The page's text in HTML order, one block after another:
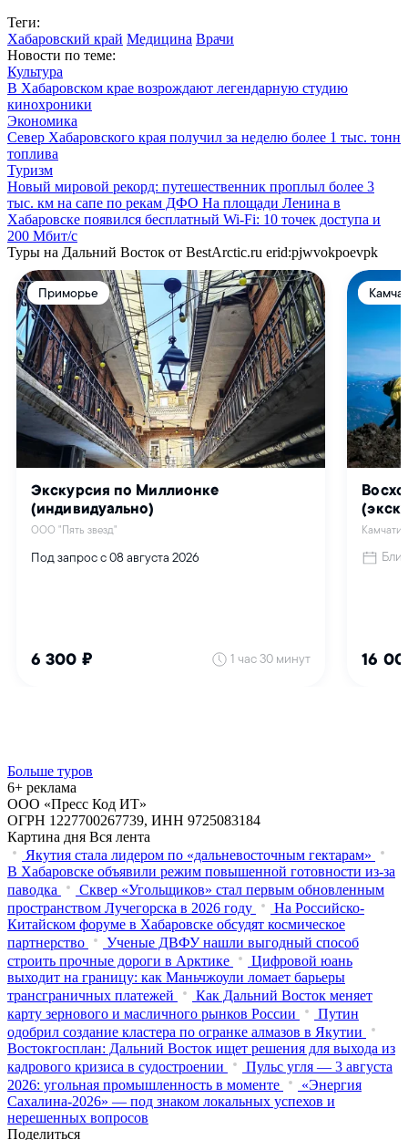
Теги:
Хабаровский край Медицина Врачи
Новости по теме:
Культура
В Хабаровском крае возрождают легендарную студию
кинохроники
Экономика
Север Хабаровского края получил за неделю более 1 тыс. тонн
топлива
Туризм
Новый мировой рекорд: путешественник проплыл более 3
тыс. км на сапе по рекам ДФО На площади Ленина в
Хабаровске появился бесплатный Wi‑Fi: 10 точек доступа и
200 Мбит/с
Туры на Дальний Восток от BestArctic.ru erid:pjwvokpoevpk
Больше туров
6+ реклама
ООО «Пресс Код ИТ»
ОГРН 1227700267739, ИНН 9725083184
Картина дня Вся лента
Якутия стала лидером по «дальневосточным гектарам»
В Хабаровске объявили режим повышенной готовности из‑за
паводка
Сквер «Угольщиков» стал первым обновленным
пространством Лучегорска в 2026 году
На Российско-
Китайском форуме в Хабаровске обсудят космическое
партнерство
Ученые ДВФУ нашли выгодный способ
строить прочные дороги в Арктике
Цифровой юань
выходит на границу: как Маньчжоули ломает барьеры
трансграничных платежей
Как Дальний Восток меняет
карту зернового и масличного рынков России
Путин
одобрил создание кластера по огранке алмазов в Якутии
Востокгосплан: Дальний Восток ищет решения для выхода из
кадрового кризиса в судостроении
Пульс угля — 3 августа
2026: угольная промышленность в моменте
«Энергия
Сахалина-2026» — под знаком локальных успехов и
нерешенных вопросов
Поделиться